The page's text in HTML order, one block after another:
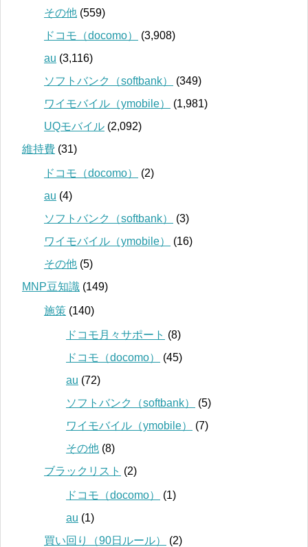
その他 (559)
ドコモ（docomo）
(3,908)
au (3,116)
ソフトバンク（softbank）
(349)
ワイモバイル（ymobile）
(1,981)
UQモバイル (2,092)
維持費 (31)
ドコモ（docomo）
(2)
au (4)
ソフトバンク（softbank）
(3)
ワイモバイル（ymobile）
(16)
その他 (5)
MNP豆知識 (149)
施策 (140)
ドコモ月々サポート (8)
ドコモ（docomo）
(45)
au (72)
ソフトバンク（softbank）
(5)
ワイモバイル（ymobile）
(7)
その他 (8)
ブラックリスト (2)
ドコモ（docomo）
(1)
au (1)
買い回り（90日ルール）
(2)